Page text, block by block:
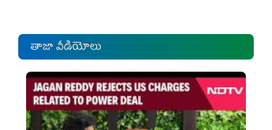
తాజా వీడియోలు